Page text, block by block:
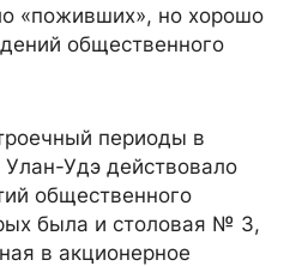
«поживших», но хорошо
общественного
периоды в
Удэ действовало
общественного
была и столовая № 3,
в акционерное